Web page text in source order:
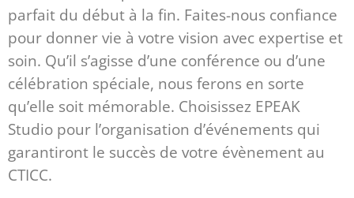
parfait du début à la fin. Faites-nous confiance
pour donner vie à votre vision avec expertise et
soin. Qu’il s’agisse d’une conférence ou d’une
célébration spéciale, nous ferons en sorte
qu’elle soit mémorable. Choisissez EPEAK
Studio pour l’organisation d’événements qui
garantiront le succès de votre évènement au
CTICC.